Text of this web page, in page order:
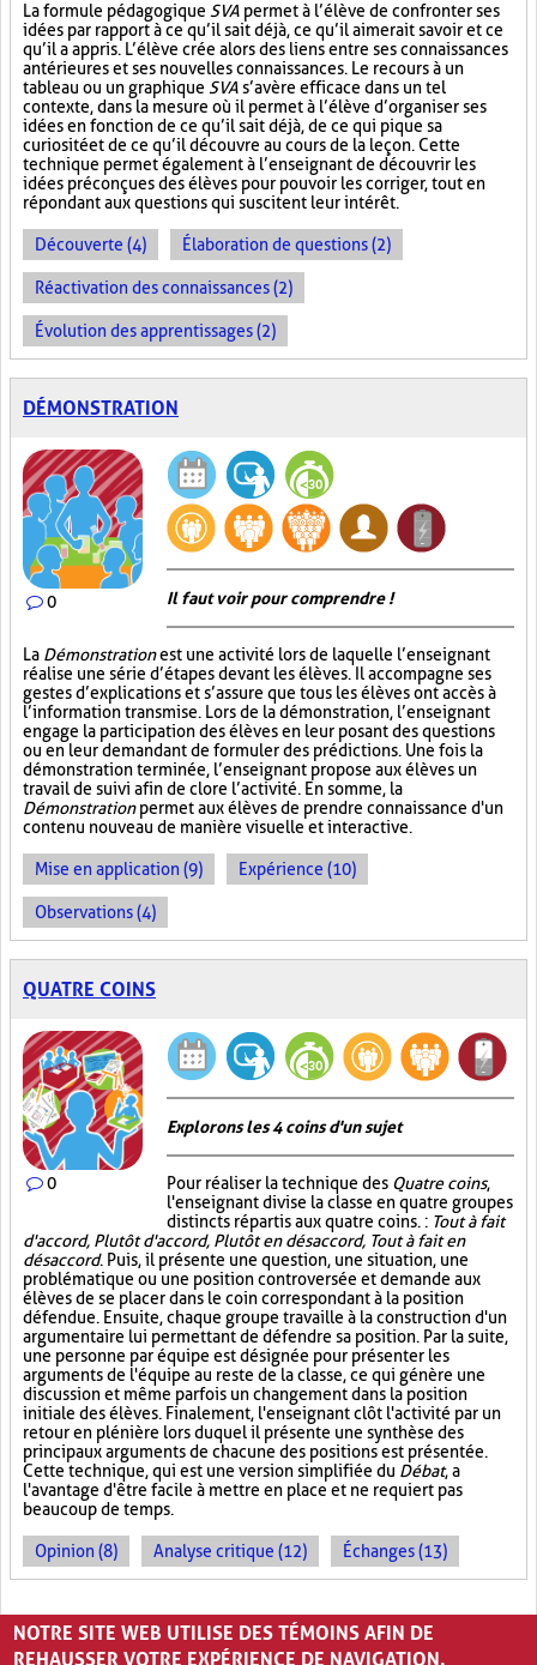
La formule pédagogique SVA permet à l’élève de confronter ses
idées par rapport à ce qu’il sait déjà, ce qu’il aimerait savoir et ce
qu’il a appris. L’élève crée alors des liens entre ses connaissances
antérieures et ses nouvelles connaissances. Le recours à un
tableau ou un graphique SVA s’avère efficace dans un tel
contexte, dans la mesure où il permet à l’élève d’organiser ses
idées en fonction de ce qu’il sait déjà, de ce qui pique sa
curiosité et de ce qu’il découvre au cours de la leçon. Cette
technique permet également à l’enseignant de découvrir les
idées préconçues des élèves pour pouvoir les corriger, tout en
répondant aux questions qui suscitent leur intérêt.
Découverte (4) Élaboration de questions (2)
Réactivation des connaissances (2)
Évolution des apprentissages (2)
DÉMONSTRATION
0 Il faut voir pour comprendre !
La Démonstrationest une activité lors de laquelle l’enseignant
réalise une série d’étapes devant les élèves. Il accompagne ses
gestes d’explications et s’assure que tous les élèves ont accès à
l’information transmise. Lors de la démonstration, l’enseignant
engage la participation des élèves en leur posant des questions
ou en leur demandant de formuler des prédictions. Une fois la
démonstration terminée, l’enseignant propose aux élèves un
travail de suivi afin de clore l’activité. En somme, la
Démonstrationpermet aux élèves de prendre connaissance d'un
contenu nouveau de manière visuelle et interactive.
Mise en application (9) Expérience (10)
Observations (4)
QUATRE COINS
0
Explorons les 4 coins d'un sujet
Pour réaliser la technique des Quatre coins,
l'enseignant divise la classe en quatre groupes
distincts répartis aux quatre coins. : Tout à fait
d'accord, Plutôt d'accord, Plutôt en désaccord, Tout à fait en
désaccord. Puis, il présente une question, une situation, une
problématique ou une position controversée et demande aux
élèves de se placer dans le coin correspondant à la position
défendue. Ensuite, chaque groupe travaille à la construction d'un
argumentaire lui permettant de défendre sa position. Par la suite,
une personne par équipe est désignée pour présenter les
arguments de l'équipe au reste de la classe, ce qui génère une
discussion et même parfois un changement dans la position
initiale des élèves. Finalement, l'enseignant clôt l'activité par un
retour en plénière lors duquel il présente une synthèse des
principaux arguments de chacune des positions est présentée.
Cette technique, qui est une version simplifiée du Débat, a
l'avantage d'être facile à mettre en place et ne requiert pas
beaucoup de temps.
Opinion (8) Analyse critique (12) Échanges (13)
PAGES
« ‹ 1 2
NOTRE SITE WEB UTILISE DES TÉMOINS AFIN DE
REHAUSSER VOTRE EXPÉRIENCE DE NAVIGATION.